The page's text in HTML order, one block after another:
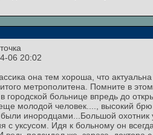
06 20:02
она тем хороша, что
метрополитена. Помните в
городской больнице впредь до
молодой человек...., высокий
инородцами...Большой охотник
с уксусом. Идя к больному он